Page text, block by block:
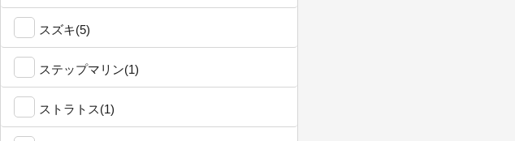
スズキ(5)
ステップマリン(1)
ストラトス(1)